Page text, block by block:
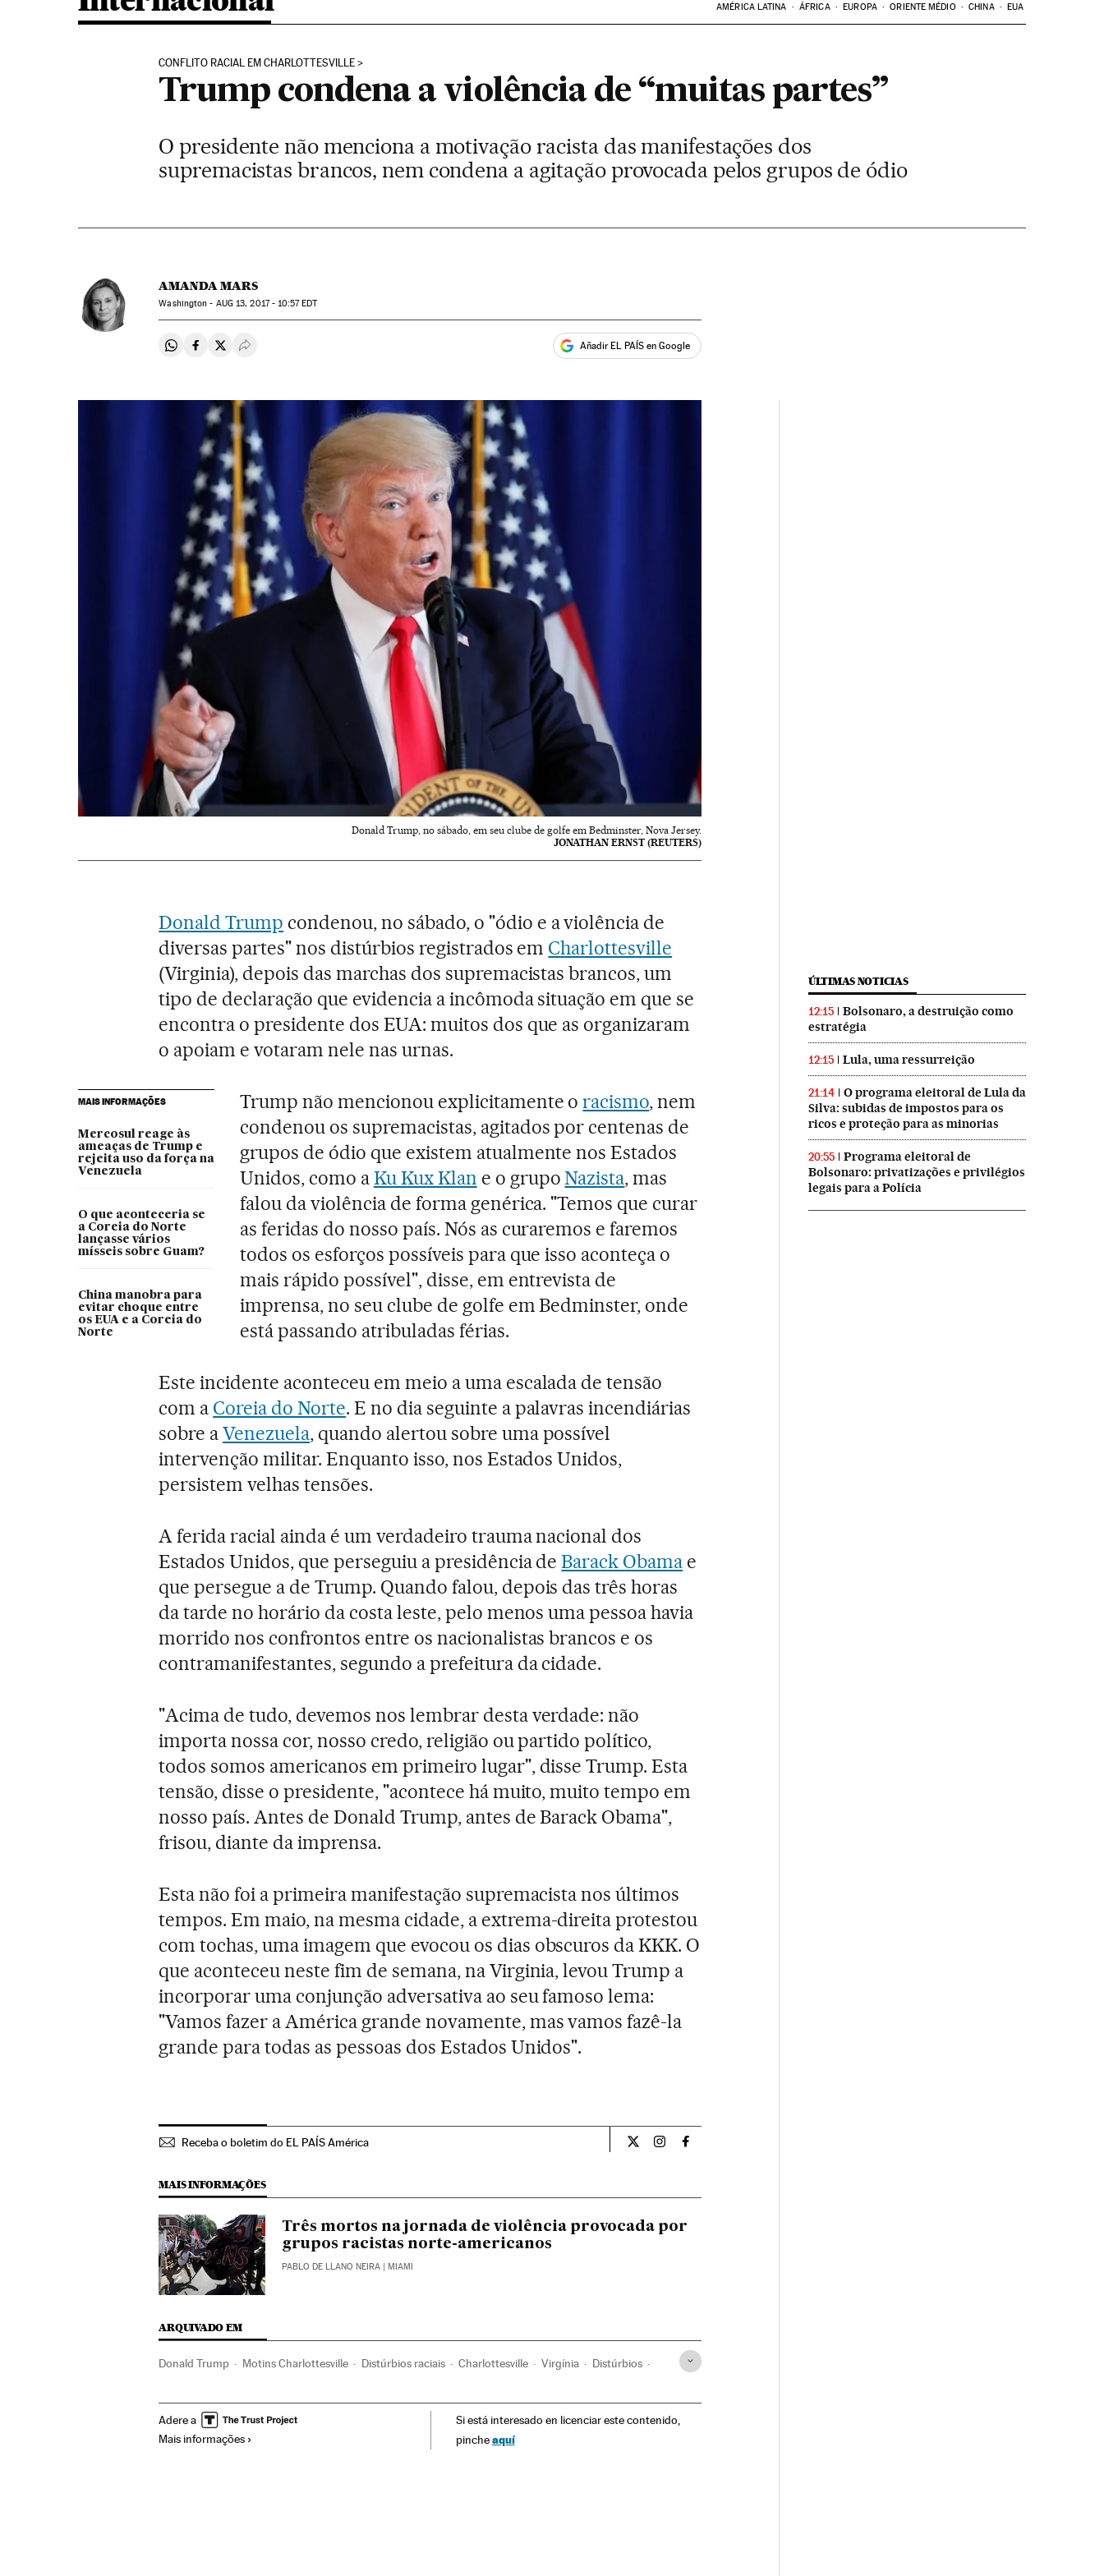
AMÉRICA LATINA ÁFRICA EUROPA ORIENTE MÉDIO CHINA EUA
CONFLITO RACIAL EM CHARLOTTESVILLE
Trump condena a violência de “muitas partes”
O presidente não menciona a motivação racista das manifestações dos
supremacistas brancos, nem condena a agitação provocada pelos grupos de ódio
AMANDA MARS
Washington - AUG13, 2017 - 10:57EDT
Compartir en Whatsapp
Compartir en Facebook
Compartir en Twitter
Desplegar Redes Sociales Añadir EL PAÍS en Google
Donald Trump, no sábado, em seu clube de golfe em Bedminster, Nova Jersey.
JONATHAN ERNST (REUTERS)
Donald Trump condenou, no sábado, o "ódio e a violência de
diversas partes" nos distúrbios registrados em Charlottesville
(Virginia), depois das marchas dos supremacistas brancos, um
tipo de declaração que evidencia a incômoda situação em que se
encontra o presidente dos EUA: muitos dos que as organizaram
o apoiam e votaram nele nas urnas.
MAIS INFORMAÇÕES
Mercosul reage às
ameaças de Trump e
rejeita uso da força na
Venezuela
O que aconteceria se
a Coreia do Norte
lançasse vários
mísseis sobre Guam?
China manobra para
evitar choque entre
os EUA e a Coreia do
Norte
Trump não mencionou explicitamente oracismo, nem
condenou os supremacistas, agitados por centenas de
grupos de ódio que existem atualmente nos Estados
Unidos, como aKu Kux Klan e o grupoNazista, mas
falou da violência de forma genérica. "Temos que curar
as feridas do nosso país. Nós as curaremos e faremos
todos os esforços possíveis para que isso aconteça o
mais rápido possível", disse, em entrevista de
imprensa, no seu clube de golfe em Bedminster, onde
está passando atribuladas férias.
Este incidente aconteceu em meio a uma escalada de tensão
com a Coreia do Norte. E no dia seguinte a palavras incendiárias
sobre aVenezuela, quando alertou sobre uma possível
intervenção militar. Enquanto isso, nos Estados Unidos,
persistem velhas tensões.
A ferida racial ainda é um verdadeiro trauma nacional dos
Estados Unidos, que perseguiu a presidência deBarack Obama e
que persegue a de Trump. Quando falou, depois das três horas
da tarde no horário da costa leste, pelo menos uma pessoa havia
morrido nos confrontos entre os nacionalistas brancos e os
contramanifestantes, segundo a prefeitura da cidade.
"Acima de tudo, devemos nos lembrar desta verdade: não
importa nossa cor, nosso credo, religião ou partido político,
todos somos americanos em primeiro lugar", disse Trump. Esta
tensão, disse o presidente, "acontece há muito, muito tempo em
nosso país. Antes de Donald Trump, antes de Barack Obama",
frisou, diante da imprensa.
Esta não foi a primeira manifestação supremacista nos últimos
tempos. Em maio, na mesma cidade, a extrema-direita protestou
com tochas, uma imagem que evocou os dias obscuros da KKK. O
que aconteceu neste fim de semana, na Virginia, levou Trump a
incorporar uma conjunção adversativa ao seu famoso lema:
"Vamos fazer a América grande novamente, mas vamos fazê-la
grande para todas as pessoas dos Estados Unidos".
Receba o boletim do EL PAÍS América Internacional El País Brasil en Twitter
Internacional El País Brasil en Instagram
Internacional El País Brasil en Facebook
MAIS INFORMAÇÕES
Três mortos na jornada de violência provocada por
grupos racistas norte-americanos
PABLO DE LLANO NEIRA | MIAMI
ARQUIVADO EM
Donald Trump Motins Charlottesville Distúrbios raciais Charlottesville Virgínia Distúrbios
Acontecimentos Delitos ódio Preconceitos Conflitos Delitos América
Adere a
Mais informações
Si está interesado en licenciar este contenido,
pincheaquí
ÚLTIMAS NOTICIAS
12:15
Bolsonaro, a destruição como
estratégia
12:15 Lula, uma ressurreição
21:14
O programa eleitoral de Lula da
Silva: subidas de impostos para os
ricos e proteção para as minorias
20:55
Programa eleitoral de
Bolsonaro: privatizações e privilégios
legais para a Polícia